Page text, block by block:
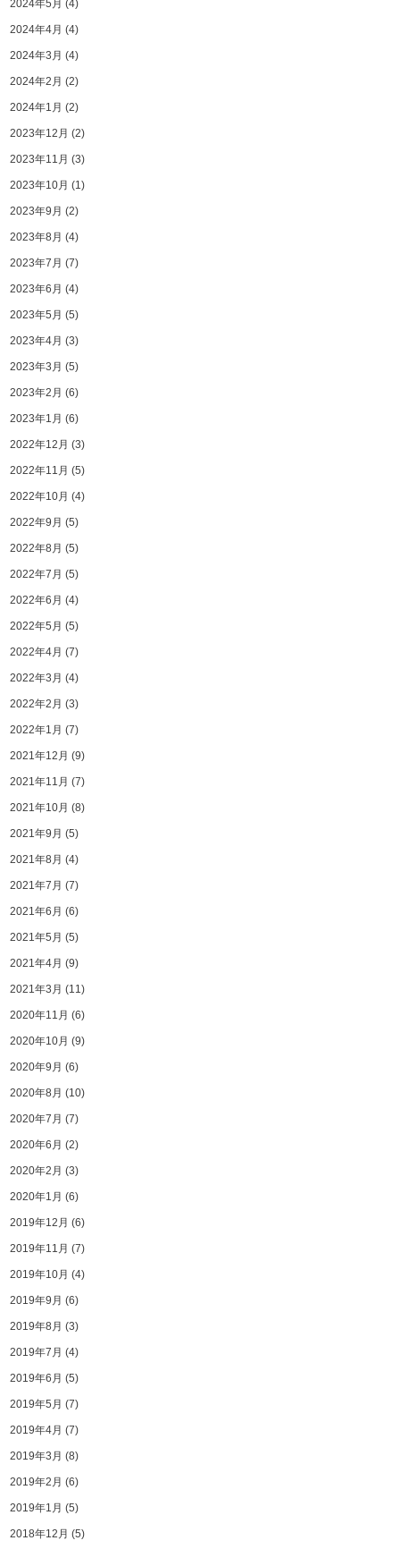
2024年5月 (4)
2024年4月 (4)
2024年3月 (4)
2024年2月 (2)
2024年1月 (2)
2023年12月 (2)
2023年11月 (3)
2023年10月 (1)
2023年9月 (2)
2023年8月 (4)
2023年7月 (7)
2023年6月 (4)
2023年5月 (5)
2023年4月 (3)
2023年3月 (5)
2023年2月 (6)
2023年1月 (6)
2022年12月 (3)
2022年11月 (5)
2022年10月 (4)
2022年9月 (5)
2022年8月 (5)
2022年7月 (5)
2022年6月 (4)
2022年5月 (5)
2022年4月 (7)
2022年3月 (4)
2022年2月 (3)
2022年1月 (7)
2021年12月 (9)
2021年11月 (7)
2021年10月 (8)
2021年9月 (5)
2021年8月 (4)
2021年7月 (7)
2021年6月 (6)
2021年5月 (5)
2021年4月 (9)
2021年3月 (11)
2020年11月 (6)
2020年10月 (9)
2020年9月 (6)
2020年8月 (10)
2020年7月 (7)
2020年6月 (2)
2020年2月 (3)
2020年1月 (6)
2019年12月 (6)
2019年11月 (7)
2019年10月 (4)
2019年9月 (6)
2019年8月 (3)
2019年7月 (4)
2019年6月 (5)
2019年5月 (7)
2019年4月 (7)
2019年3月 (8)
2019年2月 (6)
2019年1月 (5)
2018年12月 (5)